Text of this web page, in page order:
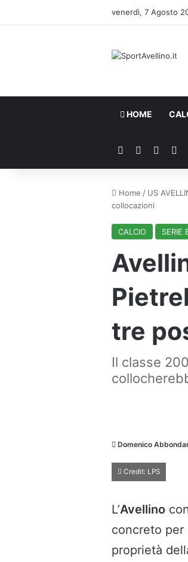
venerdì, 7 Agosto
HOME
Facebook You
Home / US
collocazioni
CALCIO SERIE
tre
Il classe
Domenico
Credit: LPS
L’Avellino
concreto per
proprietà